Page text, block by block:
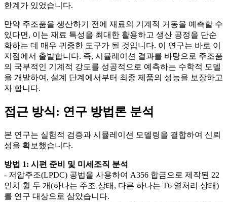
한계가 있었습니다.
만약 주조품을 생산하기 전에 재료의 기계적 거동을 예측할 수
있다면, 이는 재료 특성을 최대한 활용하고 생산 공정을 단순
화하는 데 매우 귀중한 도구가 될 것입니다. 이 연구는 바로 이
지점에서 출발합니다. 즉, 시뮬레이션 결과를 바탕으로 주조품
의 국부적인 기계적 강도를 성공적으로 예측하는 수학적 모델
을 개발하여, 설계 단계에서부터 최종 제품의 성능을 보장하고
자 합니다.
접근 방식: 연구 방법론 분석
본 연구는 실험적 검증과 시뮬레이션 모델링을 결합하여 신뢰
성을 확보했습니다.
방법 1: 시편 준비 및 미세조직 분석
- 저압주조(LPDC) 공법을 사용하여 A356 합금으로 제작된 22
인치 휠 두 개(하나는 주조 상태, 다른 하나는 T6 열처리 상태)
를 연구 대상으로 삼았습니다.